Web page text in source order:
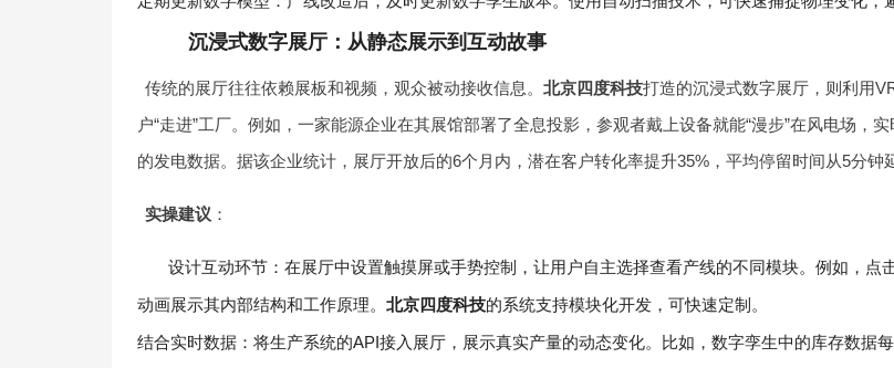
沉浸式数字展厅：从静态展示到互动故事
传统的展厅往往依赖展板和视频，观众被动接收信息。北京四度科技打造的沉浸式数字展厅，则利用
户“走进”工厂。例如，一家能源企业在其展馆部署了全息投影，参观者戴上设备就能“漫步”在风电场，
的发电数据。据该企业统计，展厅开放后的6个月内，潜在客户转化率提升35%，平均停留时间从5分钟
实操建议 ：
设计互动环节：在展厅中设置触摸屏或手势控制，让用户自主选择查看产线的不同模块。例如，点
动画展示其内部结构和工作原理。 北京四度科技的系统支持模块化开发，可快速定制。
结合实时数据：将生产系统的API接入展厅，展示真实产量的动态变化。比如，数字孪生中的库存数据